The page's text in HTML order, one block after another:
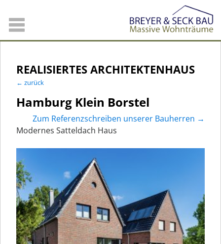
REALISIERTES ARCHITEKTENHAUS
← zurück
Hamburg Klein Borstel
Zum Referenzschreiben unserer Bauherren →
Modernes Satteldach Haus